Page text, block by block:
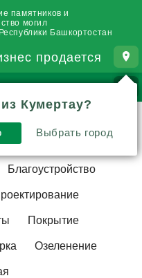
памятников и
могил
Башкортостан
продается
ПОИСК
Благоустройство
Покрытие
Озеленение
Кумертау?
Выбрать город